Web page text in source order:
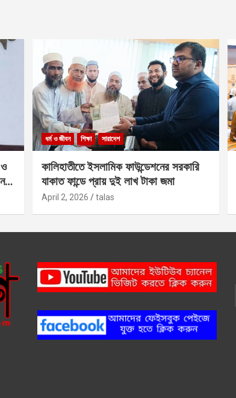
ধর্ম ও জীবন শিক্ষা সারাদেশ
কালিহাতীতে ইসলামিক ফাউন্ডেশনের সরকারি
যাকাত ফান্ডে প্রায় দুই লাখ টাকা জমা
April 2, 2026 talas